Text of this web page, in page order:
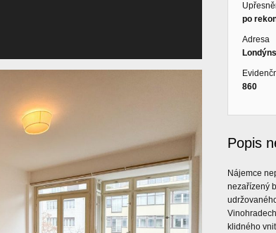
po
Adresa
860
Popis
Nájemce
nezařízený
klidného